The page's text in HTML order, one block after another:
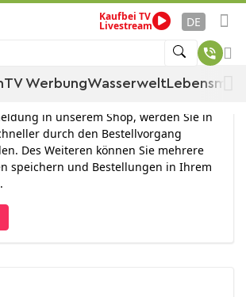
Kaufbei TV
Livestream DE
TV WerbungWasserwelt
in unserem Shop, werden Sie in
durch den Bestellvorgang
Des Weiteren können Sie mehrere
speichern und Bestellungen in Ihrem